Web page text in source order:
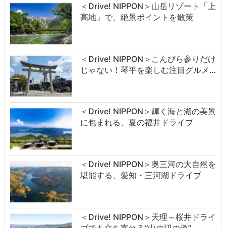
＜Drive! NIPPON＞山岳リゾート「上
高地」で、絶景ポイントを散策
＜Drive! NIPPON＞こんぴら参りだけ
じゃない！琴平を楽しむ注目グルメ…
＜Drive! NIPPON＞輝く海と湖の美景
に包まれる、夏の福井ドライブ
＜Drive! NIPPON＞奥三河の大自然を
堪能する、愛知・三河湖ドライブ
＜Drive! NIPPON＞天理～桜井ドライ